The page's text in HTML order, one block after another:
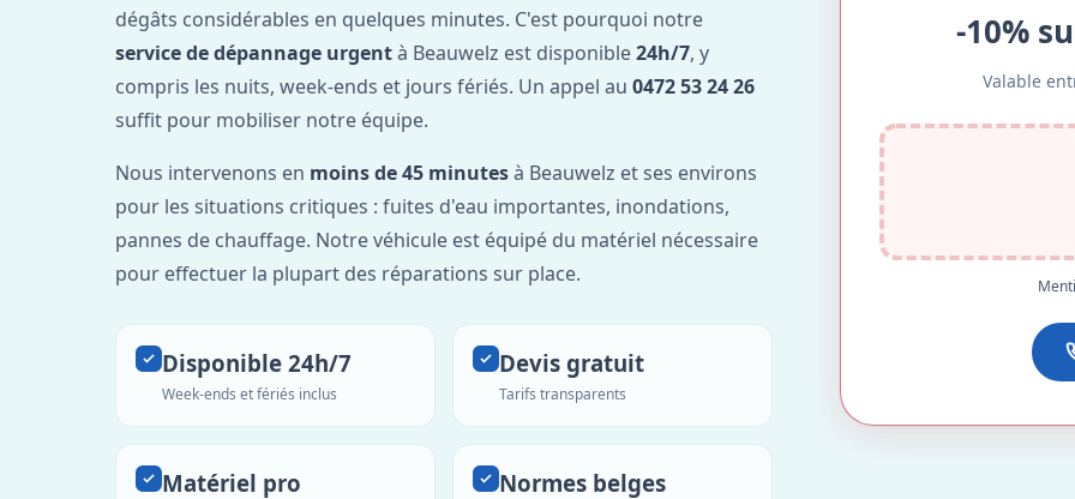
dégâts considérables en quelques minutes. C'est pourquoi notre
service de dépannage urgentà Beauwelz est disponible24h/7, y
compris les nuits, week-ends et jours fériés. Un appel au 0472 53 24 26
suffit pour mobiliser notre équipe.
Nous intervenons en moins de 45 minutesà Beauwelz et ses environs
pour les situations critiques : fuites d'eau importantes, inondations,
pannes de chauffage. Notre véhicule est équipé du matériel nécessaire
pour effectuer la plupart des réparations sur place.
Disponible 24h/7
Week-ends et fériés inclus
Devis gratuit
Tarifs transparents
Matériel pro Normes belges
-10%
Valable